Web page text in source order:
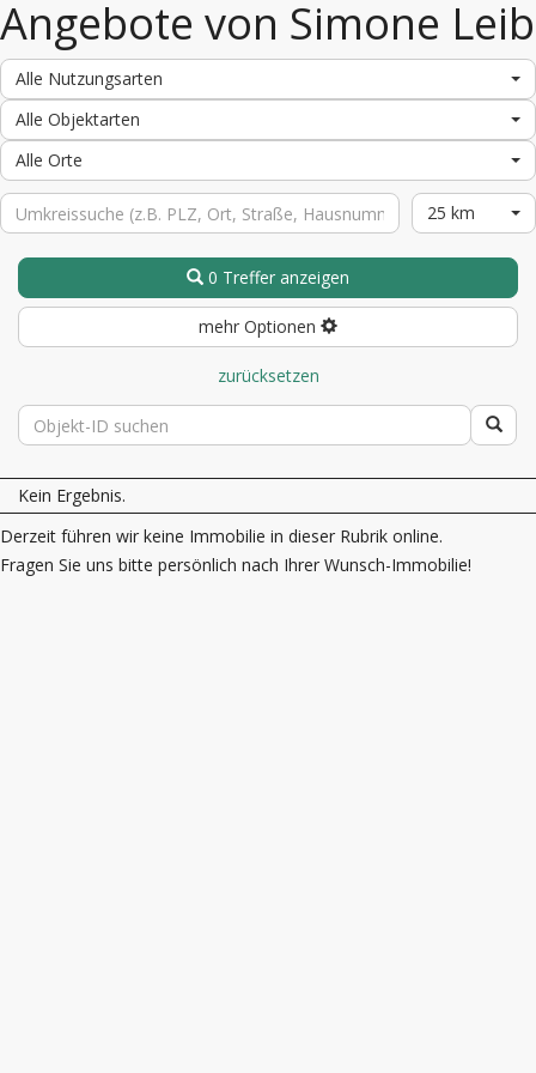
Angebote von Simone Leib
Alle Nutzungsarten
Alle Objektarten
Alle Orte
25 km
0 Treffer anzeigen
mehr Optionen
zurücksetzen
Kein Ergebnis.
Derzeit führen wir keine Immobilie in dieser Rubrik online.
Fragen Sie uns bitte persönlich nach Ihrer Wunsch-Immobilie!